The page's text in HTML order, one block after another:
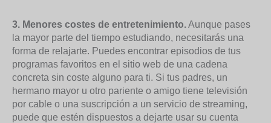
3. Menores costes de entretenimiento.Aunque pases
la mayor parte del tiempo estudiando, necesitarás una
forma de relajarte. Puedes encontrar episodios de tus
programas favoritos en el sitio web de una cadena
concreta sin coste alguno para ti. Si tus padres, un
hermano mayor u otro pariente o amigo tiene televisión
por cable o una suscripción a un servicio de streaming,
puede que estén dispuestos a dejarte usar su cuenta